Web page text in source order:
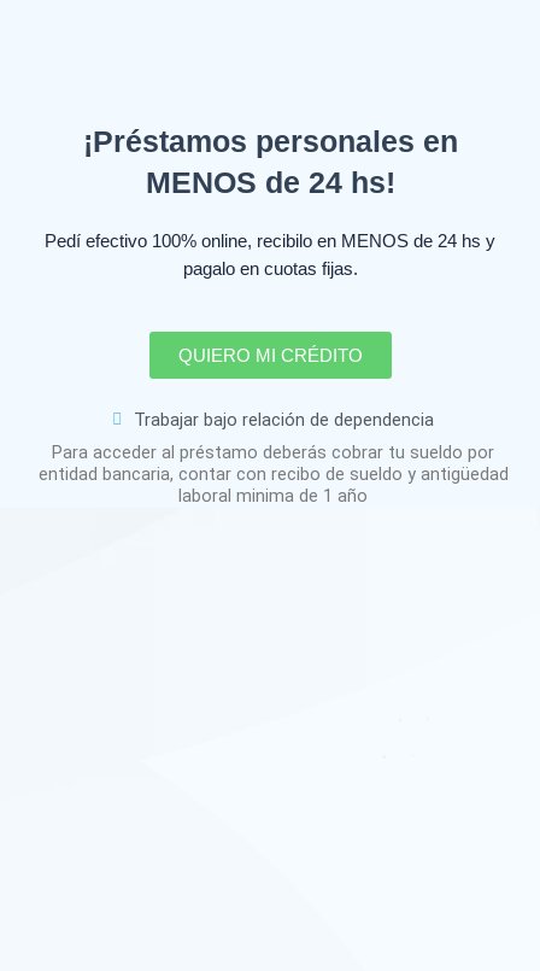
¡Préstamos personales en
MENOS de 24 hs!
Pedí efectivo 100% online, recibilo en MENOS de 24 hs y
pagalo en cuotas fijas.
QUIERO MI CRÉDITO
Trabajar bajo relación de dependencia
Para acceder al préstamo deberás cobrar tu sueldo por
entidad bancaria, contar con recibo de sueldo y antigüedad
laboral minima de 1 año